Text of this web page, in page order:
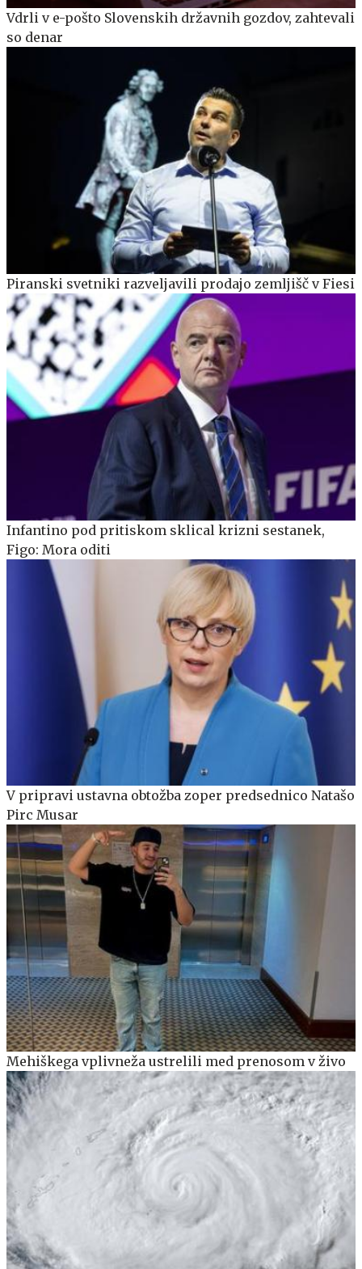
Vdrli v e-pošto Slovenskih državnih gozdov, zahtevali
so denar
Piranski svetniki razveljavili prodajo zemljišč v Fiesi
Infantino pod pritiskom sklical krizni sestanek,
Figo: Mora oditi
V pripravi ustavna obtožba zoper predsednico Natašo
Pirc Musar
Mehiškega vplivneža ustrelili med prenosom v živo